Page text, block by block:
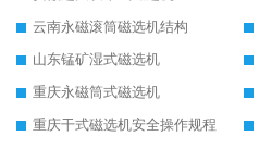
云南永磁滚筒磁选机结构
山东锰矿湿式磁选机
重庆永磁筒式磁选机
重庆干式磁选机安全操作规程